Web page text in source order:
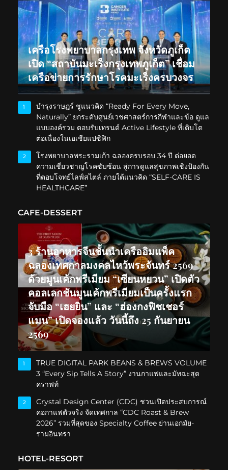
เครือโรงพยาบาลกรุงเทพ จังหวัดภูเก็ต
เปิด “สถาบันมะเร็งกรุงเทพภูเก็ต” เชื่อม
เครือข่ายการรักษาโรคมะเร็งครบวงจร
1
บำรุงราษฎร์ ชูแนวคิด “Ready For Every Move,
Naturally” ยกระดับศูนย์เวชศาสตร์การกีฬาและข้อ ดูแล
แบบองค์รวม ตอบรับเทรนด์ Active Lifestyle ที่เติบโต
ต่อเนื่องในเอเชียแปซิฟิก
2
โรงพยาบาลพระรามเก้า ฉลองครบรอบ 34 ปี ต่อยอด
ความเชี่ยวชาญโรคซับซ้อน สู่การดูแลสุขภาพเชิงป้องกัน
ที่ตอบโจทย์ไลฟ์สไตล์ ภายใต้แนวคิด “SELF-CARE IS
HEALTHCARE”
CAFE-DESSERT
3 ร้านอาหารจีนชั้นนำเครืออิมแพ็ค
ฉลองเทศกาลมงคลไหว้พระจันทร์ 2569
ด้วยมูนเค้กพรีเมียม “เซียนหยวน” เปิดตัว
คอลเลกชันมูนเค้กพรีเมียมเป็นครั้งแรก
จับมือ “เฮยยิน” และ “ฮ่องกงฟิชเชอร์
แมน” เปิดจองแล้ว วันนี้ถึง 25 กันยายน
2569
1
TRUE DIGITAL PARK BEANS & BREWS VOLUME
3 “Every Sip Tells A Story” งานกาแฟและมัทฉะสุด
คราฟท์
2
Crystal Design Center (CDC) ชวนเปิดประสบการณ์
คอกาแฟตัวจริง จัดเทศกาล “CDC Roast & Brew
2026” รวมที่สุดของ Specialty Coffee ย่านเอกมัย-
รามอินทรา
HOTEL-RESORT